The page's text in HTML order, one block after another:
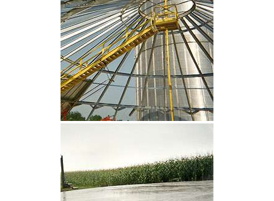
CLIQUEZ POUR AGRANDIR